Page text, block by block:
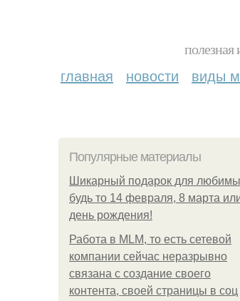
главная новости виды
Популярные материалы
Шикарный подарок для
будь то 14 февраля, 8 марта
день рождения!
Работа в MLM, то есть сетевой
компании сейчас неразрывно
связана с создание своего
контента, своей страницы в соц